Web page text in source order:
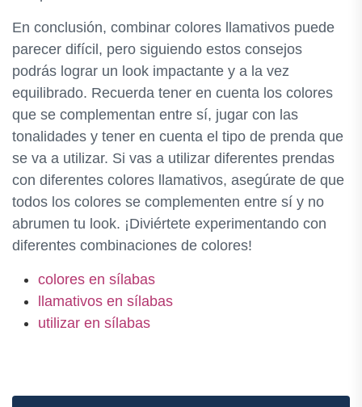
En conclusión, combinar colores llamativos puede
parecer difícil, pero siguiendo estos consejos
podrás lograr un look impactante y a la vez
equilibrado. Recuerda tener en cuenta los colores
que se complementan entre sí, jugar con las
tonalidades y tener en cuenta el tipo de prenda que
se va a utilizar. Si vas a utilizar diferentes prendas
con diferentes colores llamativos, asegúrate de que
todos los colores se complementen entre sí y no
abrumen tu look. ¡Diviértete experimentando con
diferentes combinaciones de colores!
colores en sílabas
llamativos en sílabas
utilizar en sílabas